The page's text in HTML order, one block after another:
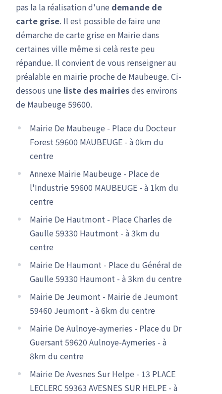
pas la la réalisation d'une demande de
carte grise. Il est possible de faire une
démarche de carte grise en Mairie dans
certaines ville même si celà reste peu
répandue. Il convient de vous renseigner au
préalable en mairie proche de Maubeuge. Ci-
dessous une liste des mairiesdes environs
de Maubeuge 59600.
Mairie De Maubeuge - Place du Docteur
Forest 59600 MAUBEUGE - à 0km du
centre
Annexe Mairie Maubeuge - Place de
l'Industrie 59600 MAUBEUGE - à 1km du
centre
Mairie De Hautmont - Place Charles de
Gaulle 59330 Hautmont - à 3km du
centre
Mairie De Haumont - Place du Général de
Gaulle 59330 Haumont - à 3km du centre
Mairie De Jeumont - Mairie de Jeumont
59460 Jeumont - à 6km du centre
Mairie De Aulnoye-aymeries - Place du Dr
Guersant 59620 Aulnoye-Aymeries - à
8km du centre
Mairie De Avesnes Sur Helpe - 13 PLACE
LECLERC 59363 AVESNES SUR HELPE - à